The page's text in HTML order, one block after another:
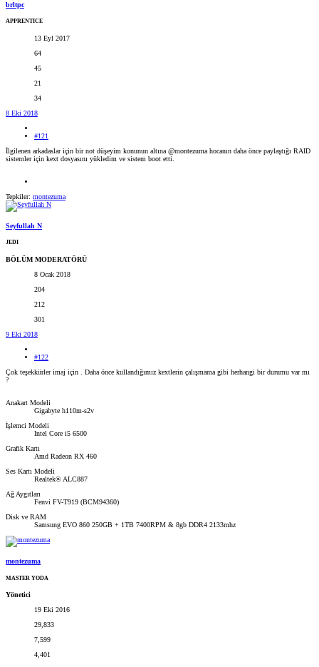
brltpc
APPRENTICE
13 Eyl 2017
64
45
21
34
8 Eki 2018
#121
İlgilenen arkadaslar için bir not düşeyim konunun altına @montezuma hocanın daha önce paylaştığı RAID
sistemler için kext dosyasını yükledim ve sistem boot etti.
Tepkiler: montezuma
Seyfullah N
JEDI
BÖLÜM MODERATÖRÜ
8 Ocak 2018
204
212
301
9 Eki 2018
#122
Çok teşekkürler imaj için . Daha önce kullandığımız kextlerin çalışmama gibi herhangi bir durumu var mı
?
Anakart Modeli
Gigabyte h110m-s2v
İşlemci Modeli
Intel Core i5 6500
Grafik Kartı
Amd Radeon RX 460
Ses Kartı Modeli
Realtek® ALC887
Ağ Aygıtları
Fenvi FV-T919 (BCM94360)
Disk ve RAM
Samsung EVO 860 250GB + 1TB 7400RPM & 8gb DDR4 2133mhz
montezuma
MASTER YODA
Yönetici
19 Eki 2016
29,833
7,599
4,401